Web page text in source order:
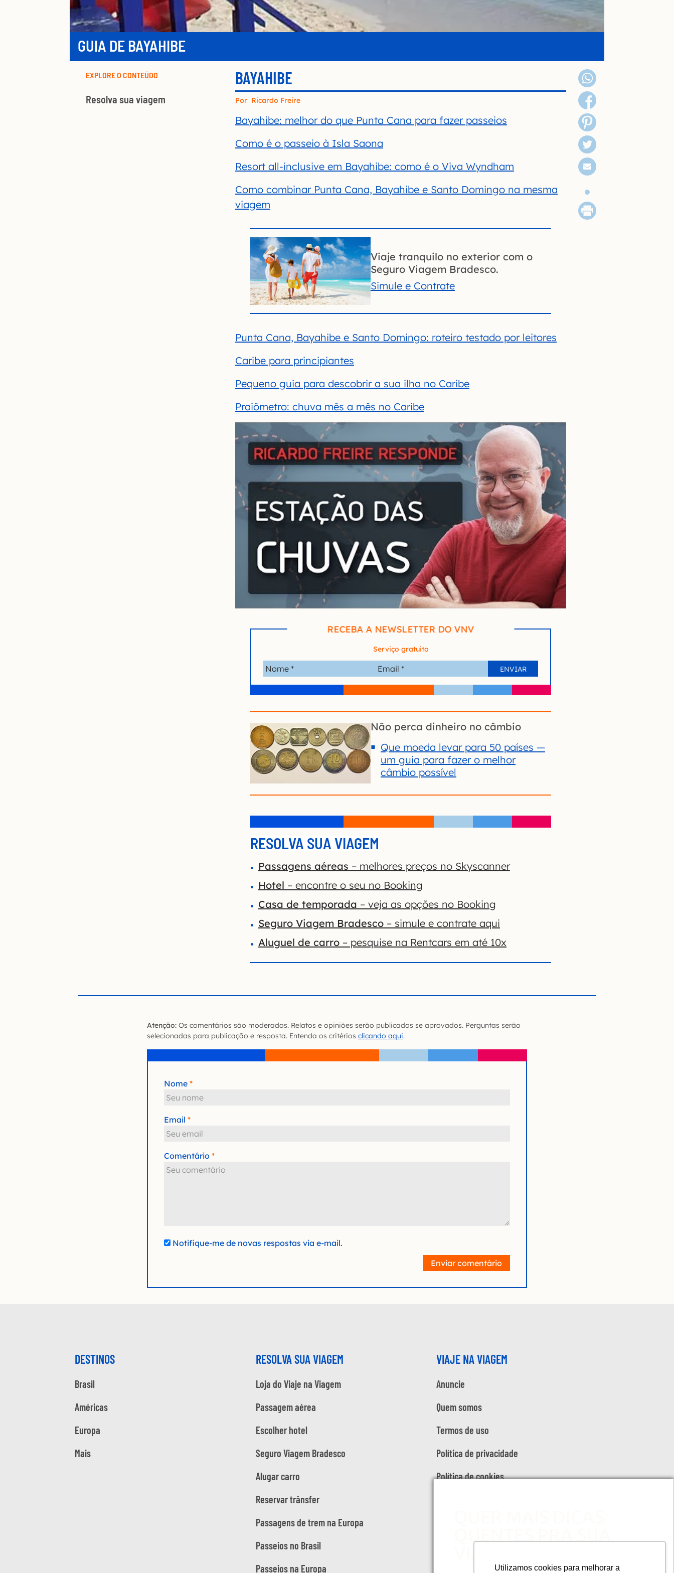
Utilizamos cookies para melhorar a
GUIA DE BAYAHIBE
EXPLORE O CONTEÚDO
Resolva sua viagem
BAYAHIBE
Por Ricardo Freire
Bayahibe: melhor do que Punta Cana para fazer passeios
Como é o passeio à Isla Saona
Resort all-inclusive em Bayahibe: como é o Viva Wyndham
Como combinar Punta Cana, Bayahibe e Santo Domingo na mesma
viagem
Viaje tranquilo no exterior com o
Seguro Viagem Bradesco.
Simule e Contrate
Punta Cana, Bayahibe e Santo Domingo: roteiro testado por leitores
Caribe para principiantes
Pequeno guia para descobrir a sua ilha no Caribe
Praiômetro: chuva mês a mês no Caribe
RECEBA A NEWSLETTER DO VNV
Serviço gratuito
Não perca dinheiro no câmbio
Que moeda levar para 50 países —
um guia para fazer o melhor
câmbio possível
RESOLVA SUA VIAGEM
Passagens aéreas – melhores preços no Skyscanner
Hotel – encontre o seu no Booking
Casa de temporada – veja as opções no Booking
Seguro Viagem Bradesco – simule e contrate aqui
Aluguel de carro – pesquise na Rentcars em até 10x
Atenção: Os comentários são moderados. Relatos e opiniões serão publicados se aprovados. Perguntas serão
selecionadas para publicação e resposta. Entenda os critérios clicando aqui.
Nome
Email
Comentário
Notifique-me de novas respostas via e-mail.
Enviar comentário
DESTINOS
Brasil
Américas
Europa
Mais
RESOLVA SUA VIAGEM
Loja do Viaje na Viagem
Passagem aérea
Escolher hotel
Seguro Viagem Bradesco
Alugar carro
Reservar trânsfer
Passagens de trem na Europa
Passeios no Brasil
Passeios na Europa
VIAJE NA VIAGEM
Anuncie
Quem somos
Termos de uso
Política de privacidade
Política de cookies